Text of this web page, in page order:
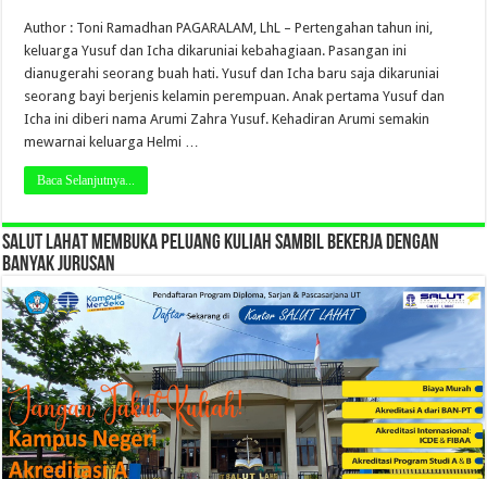
Author : Toni Ramadhan PAGARALAM, LhL – Pertengahan tahun ini,
keluarga Yusuf dan Icha dikaruniai kebahagiaan. Pasangan ini
dianugerahi seorang buah hati. Yusuf dan Icha baru saja dikaruniai
seorang bayi berjenis kelamin perempuan. Anak pertama Yusuf dan
Icha ini diberi nama Arumi Zahra Yusuf. Kehadiran Arumi semakin
mewarnai keluarga Helmi …
Baca Selanjutnya...
SALUT LAHAT MEMBUKA PELUANG KULIAH SAMBIL BEKERJA DENGAN
BANYAK JURUSAN